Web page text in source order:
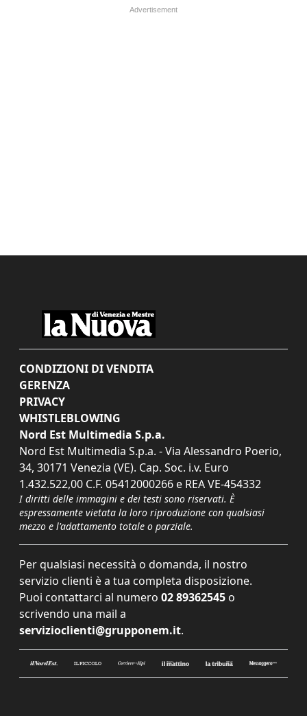
CONDIZIONI DI VENDITA
GERENZA
PRIVACY
WHISTLEBLOWING
Nord Est Multimedia S.p.a.
Nord Est Multimedia S.p.a. - Via Alessandro Poerio,
34, 30171 Venezia (VE). Cap. Soc. i.v. Euro
1.432.522,00 C.F. 05412000266 e REA VE-454332
I diritti delle immagini e dei testi sono riservati. È
espressamente vietata la loro riproduzione con qualsiasi
mezzo e l'adattamento totale o parziale.
Per qualsiasi necessità o domanda, il nostro
servizio clienti è a tua completa disposizione.
Puoi contattarci al numero 02 89362545 o
scrivendo una mail a
servizioclienti@grupponem.it.